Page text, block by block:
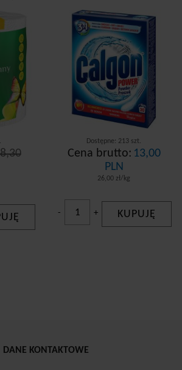
8,30
Dostępne: 213 szt.
Cena brutto: 13,00
PLN
26,00 zł/kg
- + KUPUJĘ
DANE KONTAKTOWE